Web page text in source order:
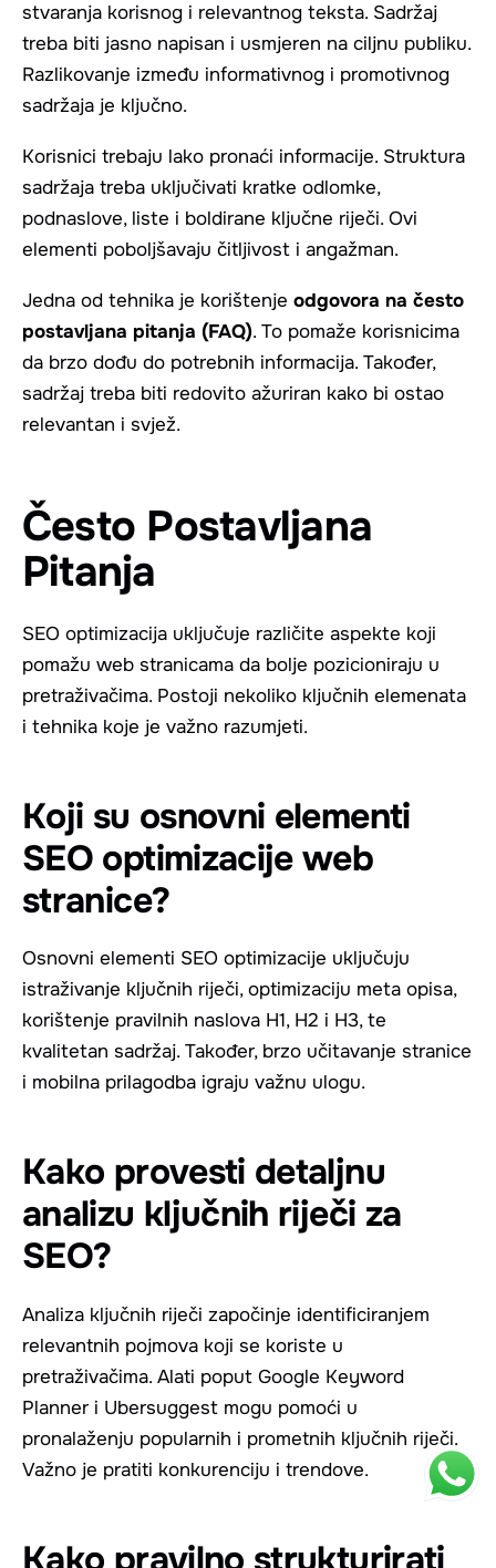
stvaranja korisnog i relevantnog teksta. Sadržaj
treba biti jasno napisan i usmjeren na ciljnu publiku.
Razlikovanje između informativnog i promotivnog
sadržaja je ključno.
Korisnici trebaju lako pronaći informacije. Struktura
sadržaja treba uključivati kratke odlomke,
podnaslove, liste i boldirane ključne riječi. Ovi
elementi poboljšavaju čitljivost i angažman.
Jedna od tehnika je korištenje odgovora na često
postavljana pitanja (FAQ). To pomaže korisnicima
da brzo dođu do potrebnih informacija. Također,
sadržaj treba biti redovito ažuriran kako bi ostao
relevantan i svjež.
Često Postavljana
Pitanja
SEO optimizacija uključuje različite aspekte koji
pomažu web stranicama da bolje pozicioniraju u
pretraživačima. Postoji nekoliko ključnih elemenata
i tehnika koje je važno razumjeti.
Koji su osnovni elementi
SEO optimizacije web
stranice?
Osnovni elementi SEO optimizacije uključuju
istraživanje ključnih riječi, optimizaciju meta opisa,
korištenje pravilnih naslova H1, H2 i H3, te
kvalitetan sadržaj. Također, brzo učitavanje stranice
i mobilna prilagodba igraju važnu ulogu.
Kako provesti detaljnu
analizu ključnih riječi za
SEO?
Analiza ključnih riječi započinje identificiranjem
relevantnih pojmova koji se koriste u
pretraživačima. Alati poput Google Keyword
Planner i Ubersuggest mogu pomoći u
pronalaženju popularnih i prometnih ključnih riječi.
Važno je pratiti konkurenciju i trendove.